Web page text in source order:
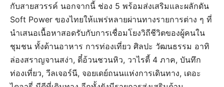
กับสายสวรรค์ นอกจากนี้ ช่อง 5 พร้อมส่งเสริมและผลักดัน
Soft Power ของไทยให้แพร่หลายผ่านทางรายการต่าง ๆ ที่
นำเสนอเนื้อหาสอดรับกับการเชื่อมโยงวิถีชีวิตของผู้คนใน
ชุมชน ทั้งด้านอาหาร การท่องเที่ยว ศิลปะ วัฒนธรรม อาทิ
ล่องสราญจานสง่า, ตี๋อ้วนชวนหิว, วาไรตี้ 4 ภาค, บันทึก
ท่องเที่ยว, วีลเจอร์นี, จอยเดย์ถนนแห่งการเดินทาง, เดอะ